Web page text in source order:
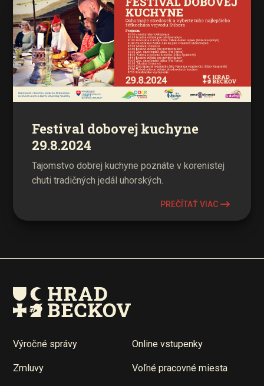
Festival dobovej kuchyne
29.8.2024
Tajomstvo dobrej kuchyne poznáte v korenistej
chuti tradičných jedál uhorských.
PREČÍTAŤ VIAC
Výročné správy Online vstupenky
Zmluvy Voľné pracovné miesta